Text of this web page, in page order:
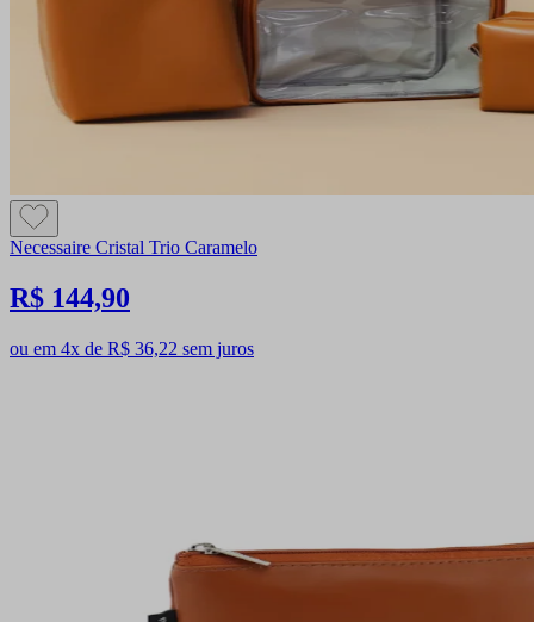
Necessaire Cristal Trio Caramelo
R$ 144,90
ou em 4x de R$ 36,22 sem juros